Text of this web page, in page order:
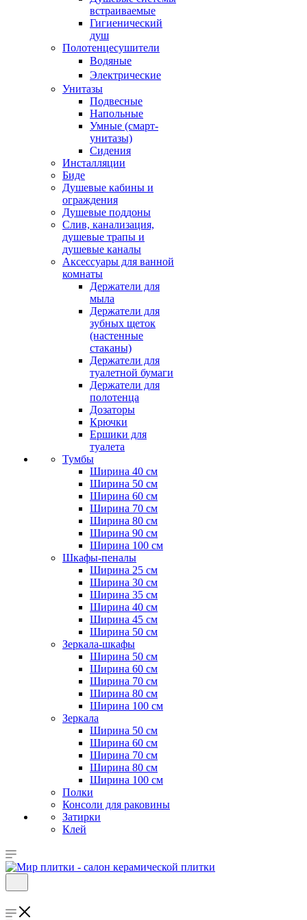
встраиваемые
Гигиенический
душ
Полотенцесушители
ㅤВодяные
ㅤЭлектрические
Унитазы
Подвесные
Напольные
Умные (смарт-
унитазы)
Сидения
Инсталляции
Биде
Душевые кабины и
ограждения
Душевые поддоны
Слив, канализация,
душевые трапы и
душевые каналы
Аксессуары для ванной
комнаты
Держатели для
мыла
Держатели для
зубных щеток
(настенные
стаканы)
Держатели для
туалетной бумаги
Держатели для
полотенца
Дозаторы
Крючки
Ершики для
туалета
Тумбы
Ширина 40 см
Ширина 50 см
Ширина 60 см
Ширина 70 см
Ширина 80 см
Ширина 90 см
Ширина 100 см
Шкафы-пеналы
Ширина 25 см
Ширина 30 см
Ширина 35 см
Ширина 40 см
Ширина 45 см
Ширина 50 см
Зеркала-шкафы
Ширина 50 см
Ширина 60 см
Ширина 70 см
Ширина 80 см
Ширина 100 см
Зеркала
Ширина 50 см
Ширина 60 см
Ширина 70 см
Ширина 80 см
Ширина 100 см
Полки
Консоли для раковины
Затирки
Клей